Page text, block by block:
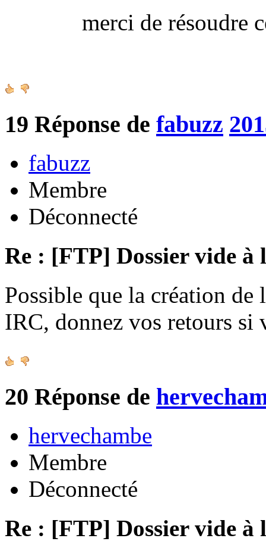
merci de résoudre ce
19 Réponse de fabuzz
fabuzz
Membre
Déconnecté
Re : [FTP] Dossier vide à
Possible que la création de
IRC, donnez vos retours si
20 Réponse de
hervechambe
Membre
Déconnecté
Re : [FTP] Dossier vide à